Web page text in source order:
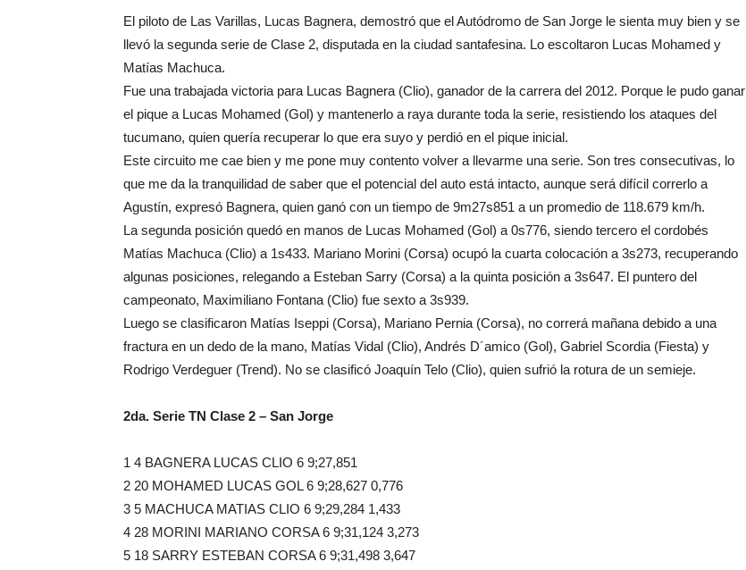
El piloto de Las Varillas, Lucas Bagnera, demostró que el Autódromo de San Jorge le sienta muy bien y se
llevó la segunda serie de Clase 2, disputada en la ciudad santafesina. Lo escoltaron Lucas Mohamed y
Matías Machuca.
Fue una trabajada victoria para Lucas Bagnera (Clio), ganador de la carrera del 2012. Porque le pudo ganar
el pique a Lucas Mohamed (Gol) y mantenerlo a raya durante toda la serie, resistiendo los ataques del
tucumano, quien quería recuperar lo que era suyo y perdió en el pique inicial.
Este circuito me cae bien y me pone muy contento volver a llevarme una serie. Son tres consecutivas, lo
que me da la tranquilidad de saber que el potencial del auto está intacto, aunque será difícil correrlo a
Agustín, expresó Bagnera, quien ganó con un tiempo de 9m27s851 a un promedio de 118.679 km/h.
La segunda posición quedó en manos de Lucas Mohamed (Gol) a 0s776, siendo tercero el cordobés
Matías Machuca (Clio) a 1s433. Mariano Morini (Corsa) ocupó la cuarta colocación a 3s273, recuperando
algunas posiciones, relegando a Esteban Sarry (Corsa) a la quinta posición a 3s647. El puntero del
campeonato, Maximiliano Fontana (Clio) fue sexto a 3s939.
Luego se clasificaron Matías Iseppi (Corsa), Mariano Pernia (Corsa), no correrá mañana debido a una
fractura en un dedo de la mano, Matías Vidal (Clio), Andrés D´amico (Gol), Gabriel Scordia (Fiesta) y
Rodrigo Verdeguer (Trend). No se clasificó Joaquín Telo (Clio), quien sufrió la rotura de un semieje.
2da. Serie TN Clase 2 – San Jorge
1 4 BAGNERA LUCAS CLIO 6 9;27,851
2 20 MOHAMED LUCAS GOL 6 9;28,627 0,776
3 5 MACHUCA MATIAS CLIO 6 9;29,284 1,433
4 28 MORINI MARIANO CORSA 6 9;31,124 3,273
5 18 SARRY ESTEBAN CORSA 6 9;31,498 3,647